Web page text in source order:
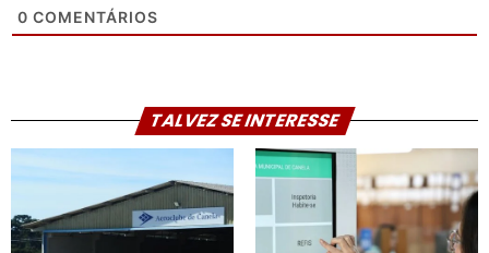
0 COMENTÁRIOS
TALVEZ SE INTERESSE